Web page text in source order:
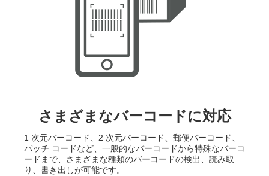
さまざまなバーコードに対応
1 次元バーコード、2 次元バーコード、郵便バーコード、
パッチ コードなど、一般的なバーコードから特殊なバーコ
ードまで、さまざまな種類のバーコードの検出、読み取
り、書き出しが可能です。